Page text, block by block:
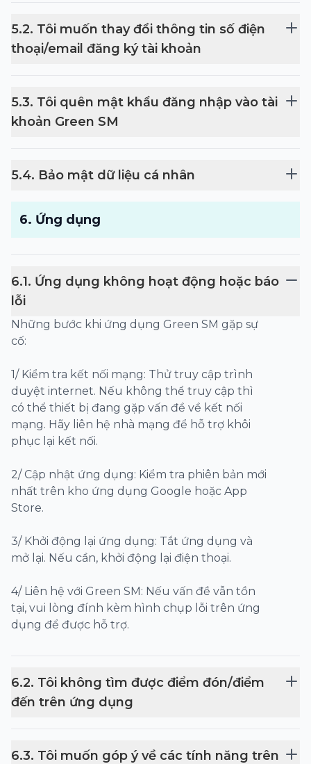
5.2. Tôi muốn thay đổi thông tin số điện
thoại/email đăng ký tài khoản
5.3. Tôi quên mật khẩu đăng nhập vào tài
khoản Green SM
5.4. Bảo mật dữ liệu cá nhân
6. Ứng dụng
6.1. Ứng dụng không hoạt động hoặc báo
lỗi
Những bước khi ứng dụng Green SM gặp sự
cố:
1/ Kiểm tra kết nối mạng: Thử truy cập trình
duyệt internet. Nếu không thể truy cập thì
có thể thiết bị đang gặp vấn đề về kết nối
mạng. Hãy liên hệ nhà mạng để hỗ trợ khôi
phục lại kết nối.
2/ Cập nhật ứng dụng: Kiểm tra phiên bản mới
nhất trên kho ứng dụng Google hoặc App
Store.
3/ Khởi động lại ứng dụng: Tắt ứng dụng và
mở lại. Nếu cần, khởi động lại điện thoại.
4/ Liên hệ với Green SM: Nếu vấn đề vẫn tồn
tại, vui lòng đính kèm hình chụp lỗi trên ứng
dụng để được hỗ trợ.
6.2. Tôi không tìm được điểm đón/điểm
đến trên ứng dụng
6.3. Tôi muốn góp ý về các tính năng trên